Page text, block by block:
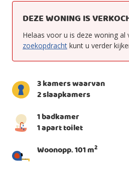
DEZE WONING IS
Helaas voor u is deze woning
zoekopdracht kunt u verder
3 kamers waarvan
2 slaapkamers
1 badkamer
1 apart toilet
Woonopp. 101 m2